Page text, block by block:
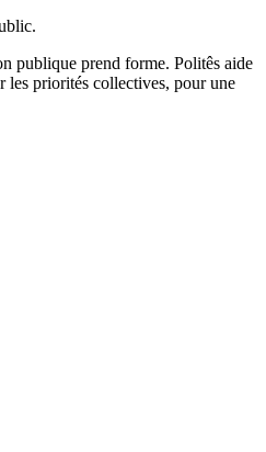
publique prend forme. Politês aide
les priorités collectives, pour une